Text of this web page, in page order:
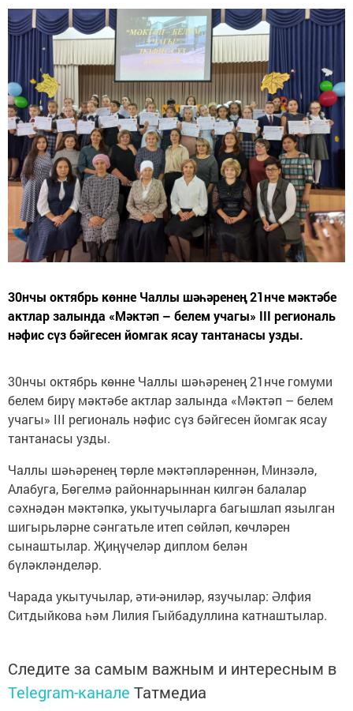
30нчы октябрь көнне Чаллы шәһәренең 21нче мәктәбе
актлар залында «Мәктәп – белем учагы» III региональ
нәфис сүз бәйгесен йомгак ясау тантанасы узды.
30нчы октябрь көнне Чаллы шәһәренең 21нче гомуми
белем бирү мәктәбе актлар залында «Мәктәп – белем
учагы» III региональ нәфис сүз бәйгесен йомгак ясау
тантанасы узды.
Чаллы шәһәренең төрле мәктәпләреннән, Минзәлә,
Алабуга, Бөгелмә районнарыннан килгән балалар
сәхнәдән мәктәпкә, укытучыларга багышлап язылган
шигырьләрне сәнгатьле итеп сөйләп, көчләрен
сынаштылар. Җиңүчеләр диплом белән
бүләкләнделәр.
Чарада укытучылар, әти-әниләр, язучылар: Әлфия
Ситдыйкова һәм Лилия Гыйбадуллина катнаштылар.
Следите за самым важным и интересным в
Telegram-канале Татмедиа